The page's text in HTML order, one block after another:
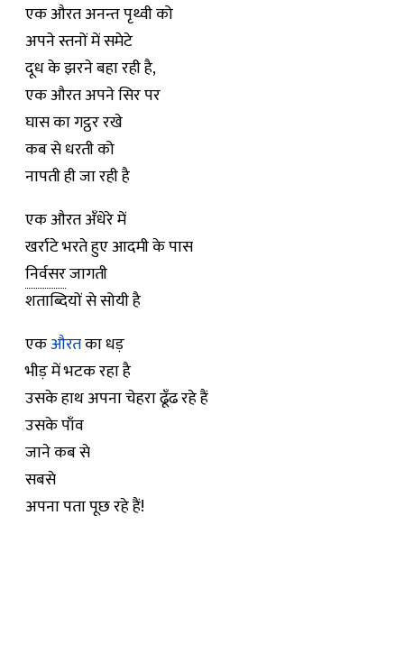
एक औरत अनन्त पृथ्वी को
अपने स्तनों में समेटे
दूध के झरने बहा रही है,
एक औरत अपने सिर पर
घास का गट्ठर रखे
कब से धरती को
नापती ही जा रही है
एक औरत अँधेरे में
खर्राटे भरते हुए आदमी के पास
निर्वसरजागती
शताब्दियों से सोयी है
एकऔरतका धड़
भीड़ में भटक रहा है
उसके हाथ अपना चेहरा ढूँढ रहे हैं
उसके पाँव
जाने कब से
सबसे
अपना पता पूछ रहे हैं!